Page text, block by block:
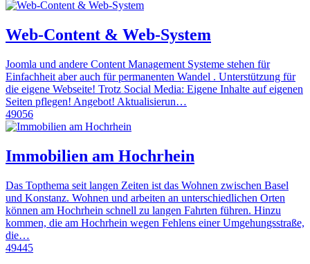
Web-Content & Web-System
Joomla und andere Content Management Systeme stehen für
Einfachheit aber auch für permanenten Wandel . Unterstützung für
die eigene Webseite! Trotz Social Media: Eigene Inhalte auf eigenen
Seiten pflegen! Angebot! Aktualisierun…
49056
Immobilien am Hochrhein
Das Topthema seit langen Zeiten ist das Wohnen zwischen Basel
und Konstanz. Wohnen und arbeiten an unterschiedlichen Orten
können am Hochrhein schnell zu langen Fahrten führen. Hinzu
kommen, die am Hochrhein wegen Fehlens einer Umgehungsstraße,
die…
49445